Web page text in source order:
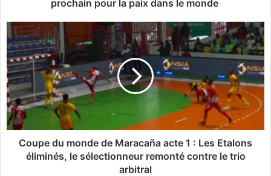
l
e
s
c
a
t
h
o
prochain pour la paix dans le monde
o
u
p
e
d
u
m
o
Coupe du monde de Maracaña acte 1 : Les Etalons
éliminés, le sélectionneur remonté contre le trio
arbitral